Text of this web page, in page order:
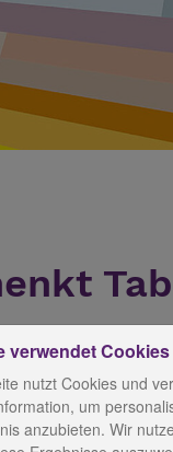
einige neue
verwendet Cookies
nutzt Cookies und
um
anzubieten. Wir